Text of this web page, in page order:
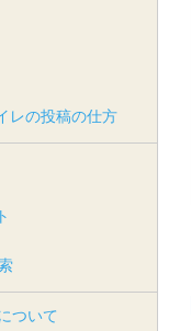
レの投稿の仕方
ついて